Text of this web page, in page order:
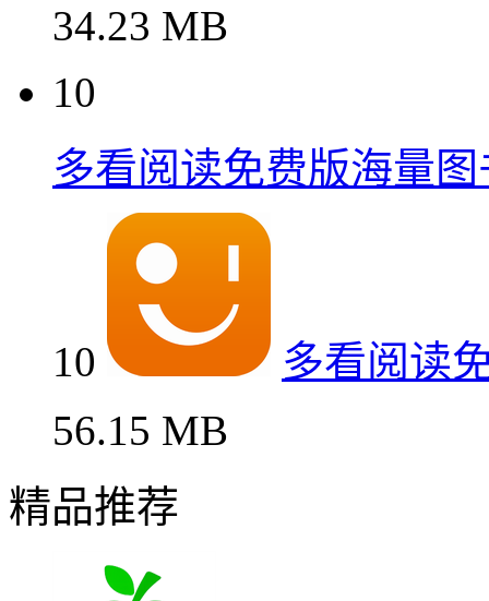
34.23 MB
10
多看阅读免费版海量
10
多看阅读
56.15 MB
精品推荐